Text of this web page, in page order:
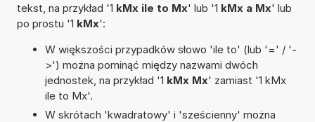
tekst, na przykład '1 kMx ile to Mx' lub '1 kMx a Mx' lub
po prostu '1 kMx':
W większości przypadków słowo 'ile to' (lub '=' / '-
>') można pominąć między nazwami dwóch
jednostek, na przykład '1 kMx Mx' zamiast '1 kMx
ile to Mx'.
W skrótach 'kwadratowy' i 'sześcienny' można